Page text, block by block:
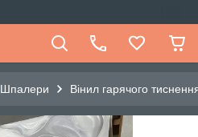
Шпалери Вінил гарячого